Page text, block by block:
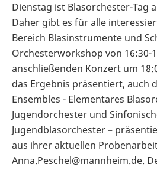
Dienstag ist Blasorchester-Tag
Daher gibt es für alle
Bereich Blasinstrumente und
Orchesterworkshop von 16:30-
anschließenden Konzert um
das Ergebnis präsentiert, auch
Ensembles - Elementares
Jugendorchester und
Jugendblasorchester –
aus ihrer aktuellen
Anna.Peschel@mannheim.de.